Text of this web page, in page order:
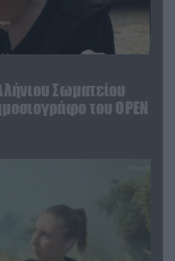
Σωματείου
του OPEN